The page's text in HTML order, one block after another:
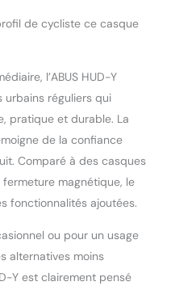
de cycliste ce casque
l’ABUS HUD-Y
urbains réguliers qui
pratique et durable. La
de la confiance
Comparé à des casques
magnétique, le
fonctionnalités ajoutées.
ou pour un usage
alternatives moins
Y est clairement pensé